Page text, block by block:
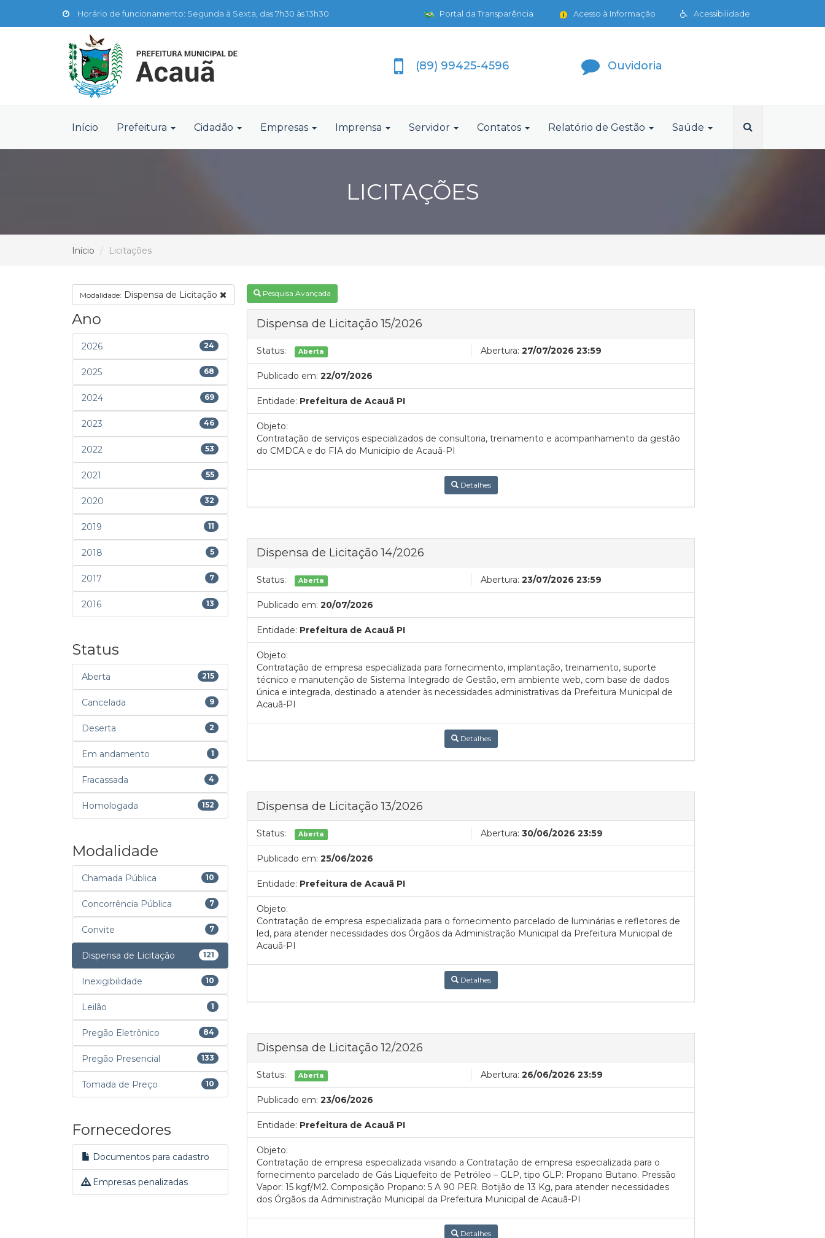
Horário de funcionamento: Segunda à Sexta, das 7h30 às 13h30 Acessibilidade
Acesso à Informação
Portal da Transparência
(89) 99425-4596 Ouvidoria
Início Prefeitura Cidadão Empresas Imprensa Servidor Contatos Relatório de Gestão Saúde
LICITAÇÕES
Início Licitações
Modalidade: Dispensa de Licitação
Ano
2026 24
2025 68
2024 69
2023 46
2022 53
2021 55
2020 32
2019 11
2018 5
2017 7
2016 13
Status
Aberta 215
Cancelada 9
Deserta 2
Em andamento 1
Fracassada 4
Homologada 152
Modalidade
Chamada Pública 10
Concorrência Pública 7
Convite 7
Dispensa de Licitação 121
Inexigibilidade 10
Leilão 1
Pregão Eletrônico 84
Pregão Presencial 133
Tomada de Preço 10
Fornecedores
Documentos para cadastro
Empresas penalizadas
Pesquisa Avançada
Dispensa de Licitação 15/2026
Status: Aberta Abertura: 27/07/2026 23:59
Publicado em: 22/07/2026
Entidade: Prefeitura de Acauã PI
Objeto:
Contratação de serviços especializados de consultoria, treinamento e acompanhamento da gestão
do CMDCA e do FIA do Município de Acauã-PI
Detalhes
Dispensa de Licitação 14/2026
Status: Aberta Abertura: 23/07/2026 23:59
Publicado em: 20/07/2026
Entidade: Prefeitura de Acauã PI
Objeto:
Contratação de empresa especializada para fornecimento, implantação, treinamento, suporte
técnico e manutenção de Sistema Integrado de Gestão, em ambiente web, com base de dados
única e integrada, destinado a atender às necessidades administrativas da Prefeitura Municipal de
Acauã-PI
Detalhes
Dispensa de Licitação 13/2026
Status: Aberta Abertura: 30/06/2026 23:59
Publicado em: 25/06/2026
Entidade: Prefeitura de Acauã PI
Objeto:
Contratação de empresa especializada para o fornecimento parcelado de luminárias e refletores de
led, para atender necessidades dos Órgãos da Administração Municipal da Prefeitura Municipal de
Acauã-PI
Detalhes
Dispensa de Licitação 12/2026
Status: Aberta Abertura: 26/06/2026 23:59
Publicado em: 23/06/2026
Entidade: Prefeitura de Acauã PI
Objeto:
Contratação de empresa especializada visando a Contratação de empresa especializada para o
fornecimento parcelado de Gás Liquefeito de Petróleo – GLP, tipo GLP: Propano Butano. Pressão
Vapor: 15 kgf/M2. Composição Propano: 5 A 90 PER. Botijão de 13 Kg, para atender necessidades
dos Órgãos da Administração Municipal da Prefeitura Municipal de Acauã-PI
Detalhes